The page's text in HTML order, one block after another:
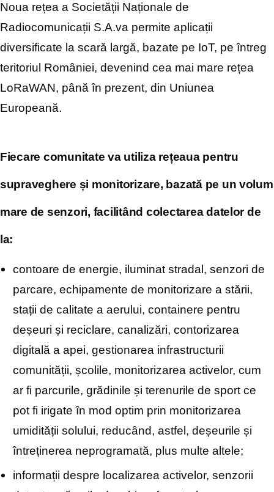
Noua rețea a Societății Naționale de
Radiocomunicații S.A.va permite aplicații
diversificate la scară largă, bazate pe IoT, pe întreg
teritoriul României, devenind cea mai mare rețea
LoRaWAN, până în prezent, din Uniunea
Europeană.
Fiecare comunitate va utiliza rețeaua pentru
supraveghere și monitorizare, bazată pe un volum
mare de senzori, facilitând colectarea datelor de
la:
contoare de energie, iluminat stradal, senzori de
parcare, echipamente de monitorizare a stării,
stații de calitate a aerului, containere pentru
deșeuri și reciclare, canalizări, contorizarea
digitală a apei, gestionarea infrastructurii
comunității, școlile, monitorizarea activelor, cum
ar fi parcurile, grădinile și terenurile de sport ce
pot fi irigate în mod optim prin monitorizarea
umidității solului, reducând, astfel, deșeurile și
întreținerea neprogramată, plus multe altele;
informații despre localizarea activelor, senzorii